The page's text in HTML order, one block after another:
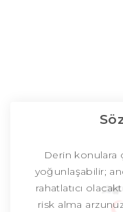
Derin konulara
yoğunlaşabilir;
rahatlatıcı
risk alma